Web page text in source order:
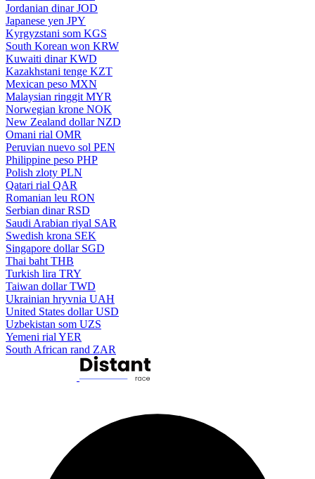
Jordanian dinar JOD
Japanese yen JPY
Kyrgyzstani som KGS
South Korean won KRW
Kuwaiti dinar KWD
Kazakhstani tenge KZT
Mexican peso MXN
Malaysian ringgit MYR
Norwegian krone NOK
New Zealand dollar NZD
Omani rial OMR
Peruvian nuevo sol PEN
Philippine peso PHP
Polish zloty PLN
Qatari rial QAR
Romanian leu RON
Serbian dinar RSD
Saudi Arabian riyal SAR
Swedish krona SEK
Singapore dollar SGD
Thai baht THB
Turkish lira TRY
Taiwan dollar TWD
Ukrainian hryvnia UAH
United States dollar USD
Uzbekistan som UZS
Yemeni rial YER
South African rand ZAR